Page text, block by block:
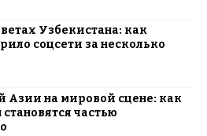
Узбекистана: как
соцсети за несколько
Азии на мировой сцене: как
частью